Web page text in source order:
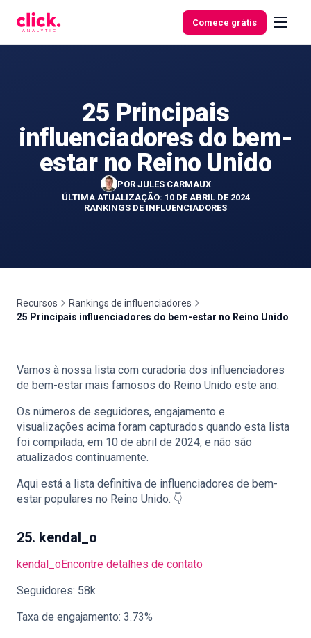
Comece grátis
Funcionalidades
Ferramentas
gratuitas
🇵🇹PT
25 Principais
influenciadores do bem-
estar no Reino Unido
POR JULES CARMAUX
ÚLTIMA ATUALIZAÇÃO: 10 DE ABRIL DE 2024
RANKINGS DE INFLUENCIADORES
Recursos
Rankings de influenciadores
25 Principais influenciadores do bem-estar no Reino Unido
Vamos à nossa lista com curadoria dos influenciadores
de bem-estar mais famosos do Reino Unido este ano.
Os números de seguidores, engajamento e
visualizações acima foram capturados quando esta lista
foi compilada, em 10 de abril de 2024, e não são
atualizados continuamente.
Aqui está a lista definitiva de influenciadores de bem-
estar populares no Reino Unido. 👇
25. kendal_o
kendal_oEncontre detalhes de contato
Seguidores: 58k
Taxa de engajamento: 3.73%